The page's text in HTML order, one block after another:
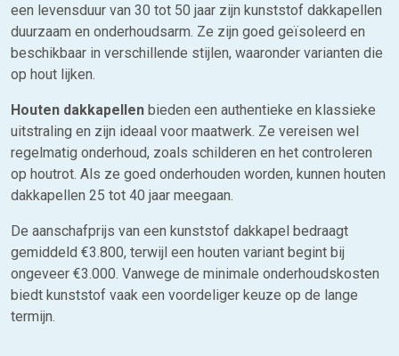
een levensduur van 30 tot 50 jaar zijn kunststof dakkapellen
duurzaam en onderhoudsarm. Ze zijn goed geïsoleerd en
beschikbaar in verschillende stijlen, waaronder varianten die
op hout lijken.
Houten dakkapellen bieden een authentieke en klassieke
uitstraling en zijn ideaal voor maatwerk. Ze vereisen wel
regelmatig onderhoud, zoals schilderen en het controleren
op houtrot. Als ze goed onderhouden worden, kunnen houten
dakkapellen 25 tot 40 jaar meegaan.
De aanschafprijs van een kunststof dakkapel bedraagt
gemiddeld €3.800, terwijl een houten variant begint bij
ongeveer €3.000. Vanwege de minimale onderhoudskosten
biedt kunststof vaak een voordeliger keuze op de lange
termijn.